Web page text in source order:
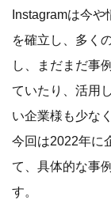
Instagramは今
を確立し、多く
し、まだまだ事
ていたり、活用
い企業様も少な
今回は2022年に
て、具体的な事
す。